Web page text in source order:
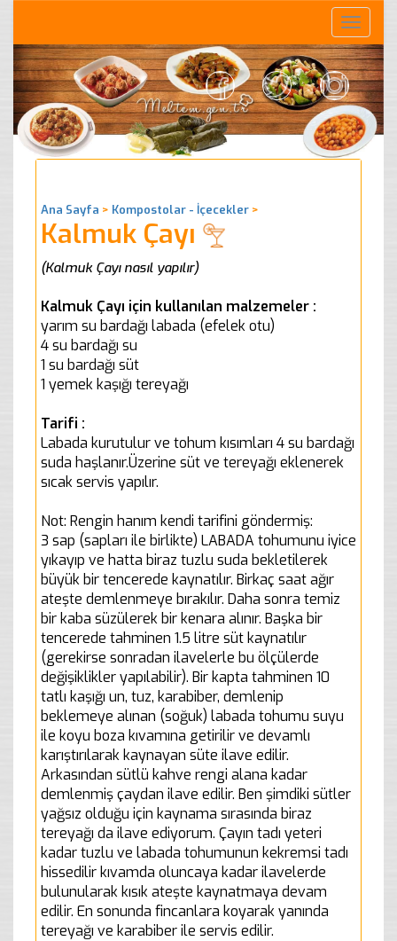
Toggle
Ana Sayfa > Kompostolar - İçecekler >
Kalmuk Çayı
(Kalmuk Çayı nasıl yapılır)
Kalmuk Çayı için kullanılan malzemeler :
yarım su bardağı labada (efelek otu)
4 su bardağı su
1 su bardağı süt
1 yemek kaşığı tereyağı
Tarifi :
Labada kurutulur ve tohum kısımları 4 su bardağı
suda haşlanır.Üzerine süt ve tereyağı eklenerek
sıcak servis yapılır.
Not: Rengin hanım kendi tarifini göndermiş:
3 sap (sapları ile birlikte) LABADA tohumunu iyice
yıkayıp ve hatta biraz tuzlu suda bekletilerek
büyük bir tencerede kaynatılır. Birkaç saat ağır
ateşte demlenmeye bırakılır. Daha sonra temiz
bir kaba süzülerek bir kenara alınır. Başka bir
tencerede tahminen 1.5 litre süt kaynatılır
(gerekirse sonradan ilavelerle bu ölçülerde
değişiklikler yapılabilir). Bir kapta tahminen 10
tatlı kaşığı un, tuz, karabiber, demlenip
beklemeye alınan (soğuk) labada tohumu suyu
ile koyu boza kıvamına getirilir ve devamlı
karıştırılarak kaynayan süte ilave edilir.
Arkasından sütlü kahve rengi alana kadar
demlenmiş çaydan ilave edilir. Ben şimdiki sütler
yağsız olduğu için kaynama sırasında biraz
tereyağı da ilave ediyorum. Çayın tadı yeteri
kadar tuzlu ve labada tohumunun kekremsi tadı
hissedilir kıvamda oluncaya kadar ilavelerde
bulunularak kısık ateşte kaynatmaya devam
edilir. En sonunda fincanlara koyarak yanında
tereyağı ve karabiber ile servis edilir.